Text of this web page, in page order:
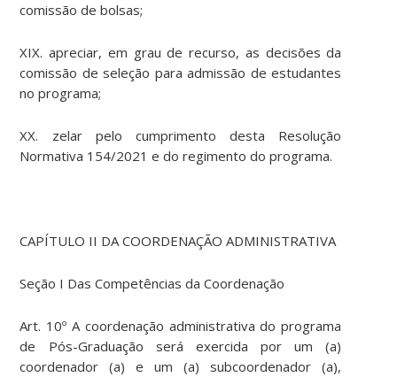
comissão de bolsas;
XIX. apreciar, em grau de recurso, as decisões da
comissão de seleção para admissão de estudantes
no programa;
XX. zelar pelo cumprimento desta Resolução
Normativa 154/2021 e do regimento do programa.
CAPÍTULO II DA COORDENAÇÃO ADMINISTRATIVA
Seção I Das Competências da Coordenação
Art. 10º A coordenação administrativa do programa
de Pós-Graduação será exercida por um (a)
coordenador (a) e um (a) subcoordenador (a),